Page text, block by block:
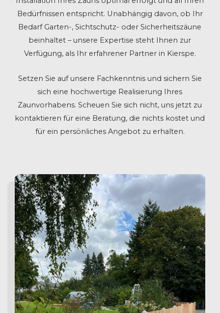
Bedürfnissen entspricht. Unabhängig davon, ob Ihr
Bedarf Garten-, Sichtschutz- oder Sicherheitszäune
beinhaltet – unsere Expertise steht Ihnen zur
Verfügung, als Ihr erfahrener Partner in Kierspe.
Setzen Sie auf unsere Fachkenntnis und sichern Sie
sich eine hochwertige Realisierung Ihres
Zaunvorhabens. Scheuen Sie sich nicht, uns jetzt zu
kontaktieren für eine Beratung, die nichts kostet und
für ein persönliches Angebot zu erhalten.